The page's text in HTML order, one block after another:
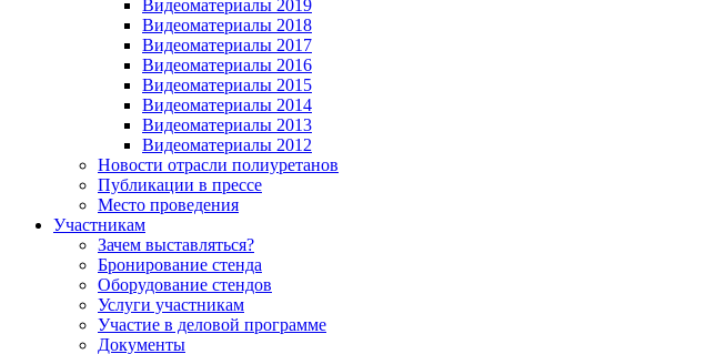
Видеоматериалы 2019
Видеоматериалы 2018
Видеоматериалы 2017
Видеоматериалы 2016
Видеоматериалы 2015
Видеоматериалы 2014
Видеоматериалы 2013
Видеоматериалы 2012
Новости отрасли полиуретанов
Публикации в прессе
Место проведения
Участникам
Зачем выставляться?
Бронирование стенда
Оборудование стендов
Услуги участникам
Участие в деловой программе
Документы